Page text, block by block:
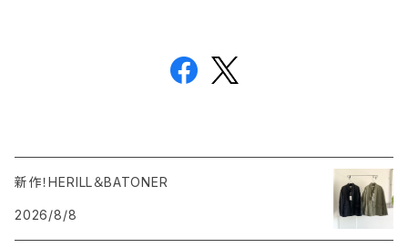
新作！HERILL＆BATONER
2026/8/8